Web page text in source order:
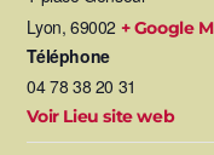
Lyon, 69002 + Google
Téléphone
04 78 38 20 31
Voir Lieu site web